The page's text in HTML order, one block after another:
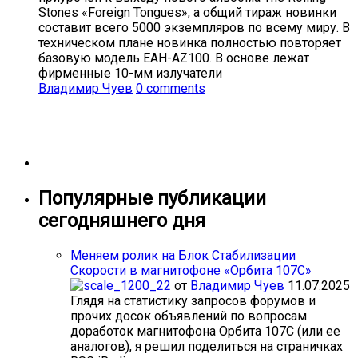
Stones «Foreign Tongues», а общий тираж новинки
составит всего 5000 экземпляров по всему миру. В
техническом плане новинка полностью повторяет
базовую модель EAH-AZ100. В основе лежат
фирменные 10-мм излучатели
Владимир Чуев 0 comments
Популярные публикации
сегодняшнего дня
Меняем ролик на Блок Стабилизации
Скорости в магнитофоне «Орбита 107С»
от Владимир Чуев 11.07.2025
Глядя на статистику запросов форумов и
прочих досок объявлений по вопросам
доработок магнитофона Орбита 107С (или ее
аналогов), я решил поделиться на страничках